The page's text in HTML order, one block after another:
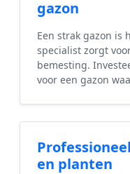
gazon
Een strak gazon is
specialist zorgt
bemesting.
voor een gazon
en planten